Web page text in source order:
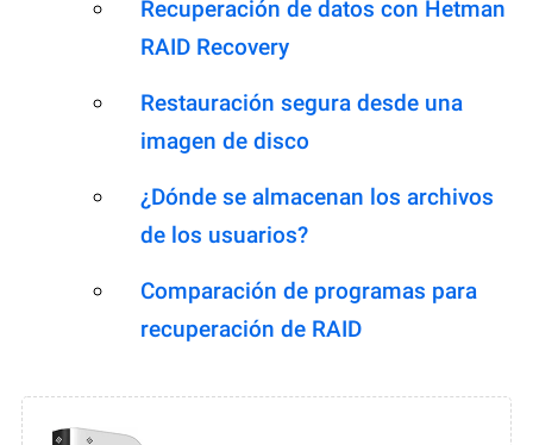
Recuperación de datos con Hetman
RAID Recovery
Restauración segura desde una
imagen de disco
¿Dónde se almacenan los archivos
de los usuarios?
Comparación de programas para
recuperación de RAID